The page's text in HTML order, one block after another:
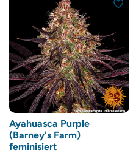
Ayahuasca Purple
(Barney's Farm)
feminisiert